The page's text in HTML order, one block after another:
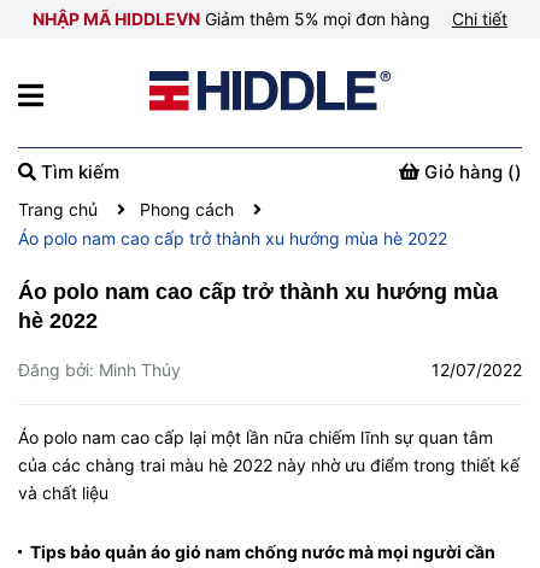
NHẬP MÃ HIDDLEVN Giảm thêm 5% mọi đơn hàng Chi tiết
Tìm kiếm Giỏ hàng ()
Trang chủ
Phong cách
Áo polo nam cao cấp trở thành xu hướng mùa hè 2022
Áo polo nam cao cấp trở thành xu hướng mùa
hè 2022
Đăng bởi: Minh Thúy 12/07/2022
Áo polo nam cao cấp lại một lần nữa chiếm lĩnh sự quan tâm
của các chàng trai màu hè 2022 này nhờ ưu điểm trong thiết kế
và chất liệu
Tips bảo quản áo gió nam chống nước mà mọi người cần